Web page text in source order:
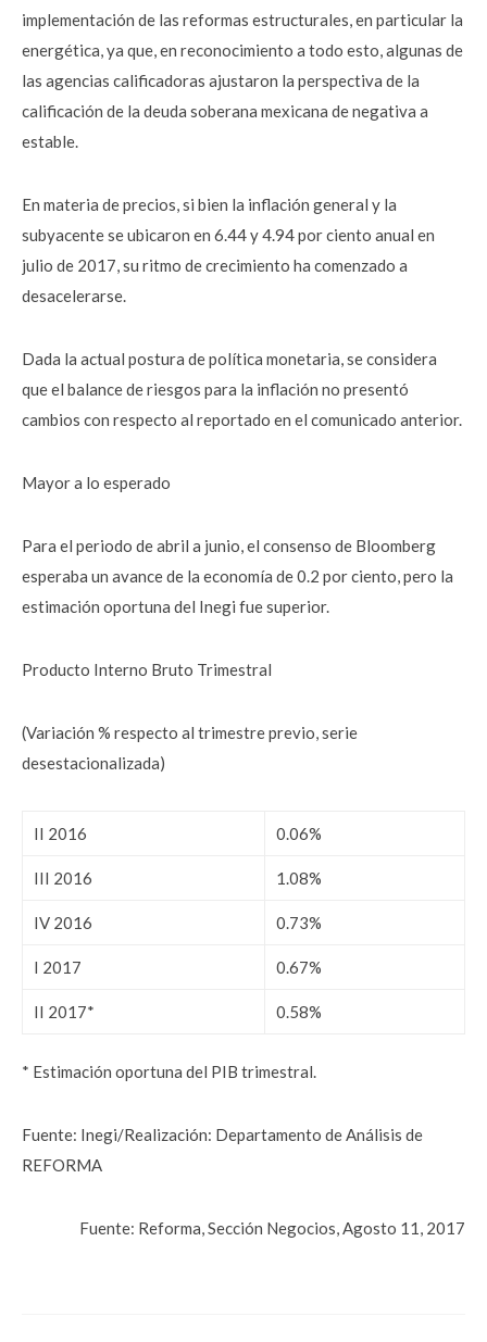
implementación de las reformas estructurales, en particular la
energética, ya que, en reconocimiento a todo esto, algunas de
las agencias calificadoras ajustaron la perspectiva de la
calificación de la deuda soberana mexicana de negativa a
estable.
En materia de precios, si bien la inflación general y la
subyacente se ubicaron en 6.44 y 4.94 por ciento anual en
julio de 2017, su ritmo de crecimiento ha comenzado a
desacelerarse.
Dada la actual postura de política monetaria, se considera
que el balance de riesgos para la inflación no presentó
cambios con respecto al reportado en el comunicado anterior.
Mayor a lo esperado
Para el periodo de abril a junio, el consenso de Bloomberg
esperaba un avance de la economía de 0.2 por ciento, pero la
estimación oportuna del Inegi fue superior.
Producto Interno Bruto Trimestral
(Variación % respecto al trimestre previo, serie
desestacionalizada)
II 2016 0.06%
III 2016 1.08%
IV 2016 0.73%
I 2017 0.67%
II 2017* 0.58%
* Estimación oportuna del PIB trimestral.
Fuente: Inegi/Realización: Departamento de Análisis de
REFORMA
Fuente: Reforma, Sección Negocios, Agosto 11, 2017